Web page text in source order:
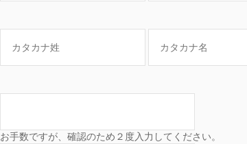
お手数ですが、確認のため２度入力してください。